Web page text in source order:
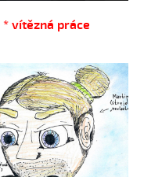
* vítězná práce